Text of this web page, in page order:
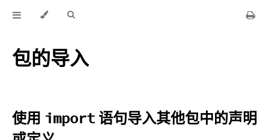
包的导入
使用 import语句导入其他包中的声明